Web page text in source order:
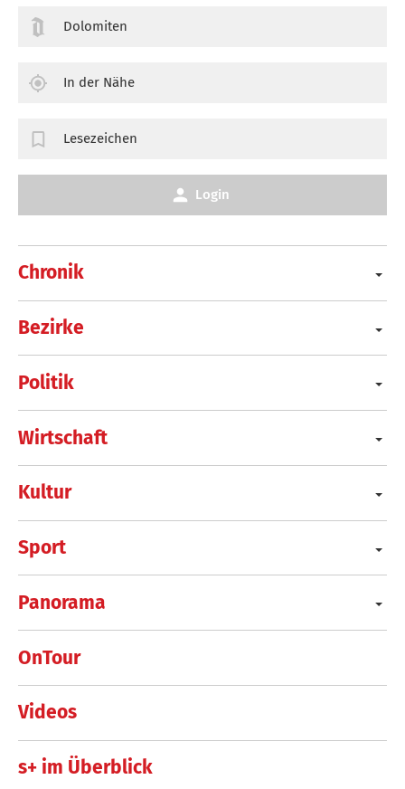
Chronik
Bezirke
Politik
Wirtschaft
Kultur
Sport
Panorama
OnTour
Videos
s+ im Überblick
Dolomiten
In der Nähe
Lesezeichen
Login